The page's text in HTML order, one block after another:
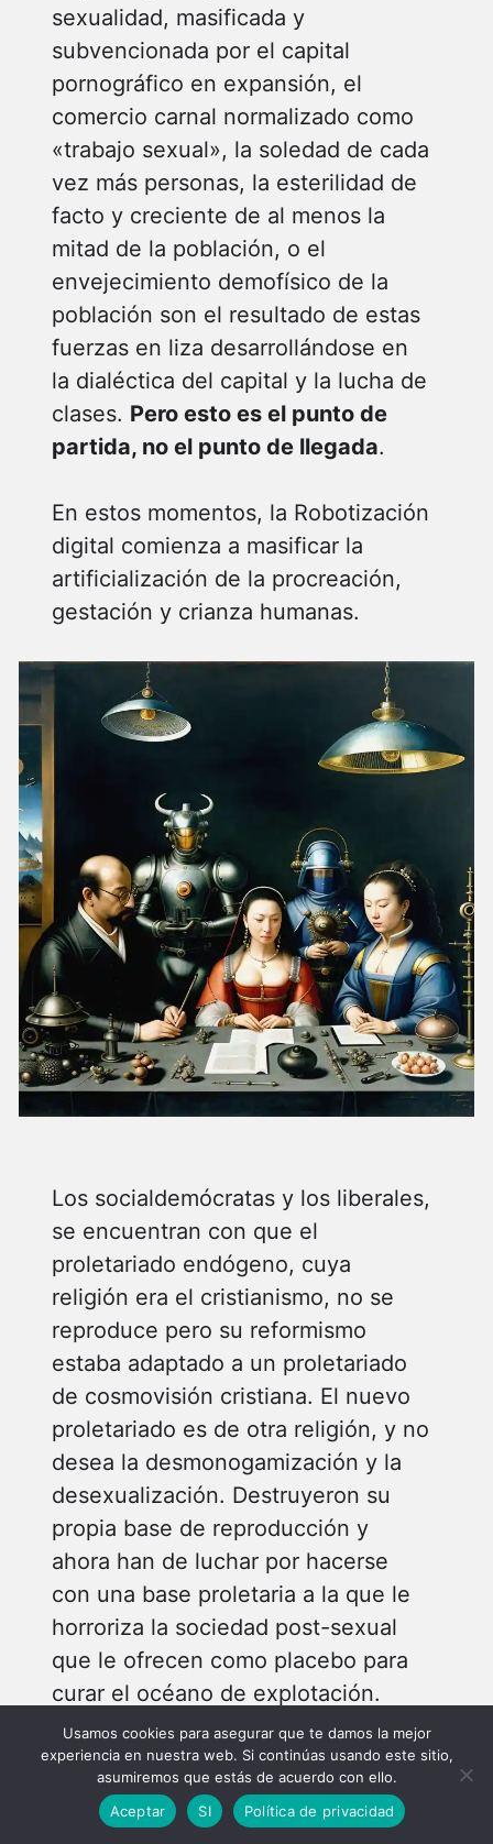
sexualidad, masificada y
subvencionada por el capital
pornográfico en expansión, el
comercio carnal normalizado como
«trabajo sexual», la soledad de cada
vez más personas, la esterilidad de
facto y creciente de al menos la
mitad de la población, o el
envejecimiento demofísico de la
población son el resultado de estas
fuerzas en liza desarrollándose en
la dialéctica del capital y la lucha de
clases. Pero esto es el punto de
partida, no el punto de llegada.
En estos momentos, la Robotización
digital comienza a masificar la
artificialización de la procreación,
gestación y crianza humanas.
Los socialdemócratas y los liberales,
se encuentran con que el
proletariado endógeno, cuya
religión era el cristianismo, no se
reproduce pero su reformismo
estaba adaptado a un proletariado
de cosmovisión cristiana. El nuevo
proletariado es de otra religión, y no
desea la desmonogamización y la
desexualización. Destruyeron su
propia base de reproducción y
ahora han de luchar por hacerse
con una base proletaria a la que le
horroriza la sociedad post-sexual
que le ofrecen como placebo para
curar el océano de explotación.
Las ruinas sexuales del proletariado
en los paises capitalistas centrales
son un aspecto de la depauperación
Usamos cookies para asegurar que te damos la mejor
experiencia en nuestra web. Si continúas usando este sitio,
asumiremos que estás de acuerdo con ello.
Aceptar
SI Política de privacidad